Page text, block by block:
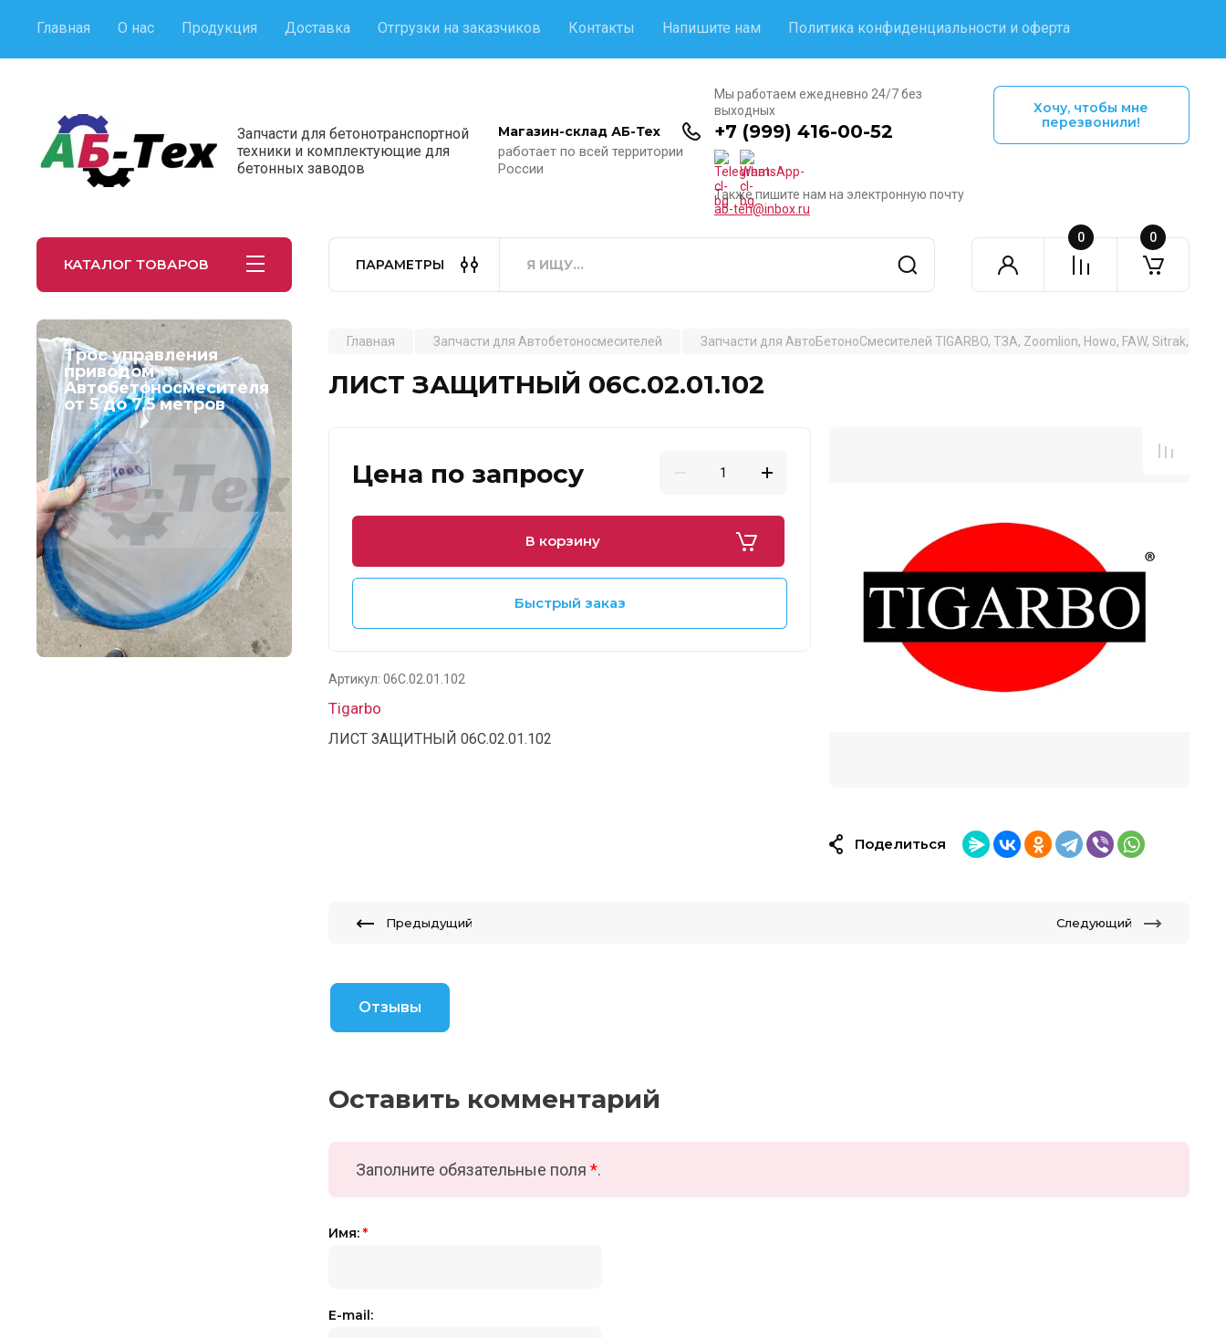
Главная О нас Продукция Доставка Отгрузки на заказчиков Контакты Напишите нам Политика конфиденциальности и оферта
Запчасти для бетонотранспортной
техники и комплектующие для
бетонных заводов
Магазин-склад АБ-Тех
работает по всей территории
России
Мы работаем ежедневно 24/7 без
выходных
+7 (999) 416-00-52
Также пишите нам на электронную почту
ab-teh@inbox.ru
Хочу, чтобы мне
перезвонили!
КАТАЛОГ ТОВАРОВ ПАРАМЕТРЫ
0 0
Трос управления
приводом
Автобетоносмесителя
от 5 до 7,5 метров
Главная Запчасти для Автобетоносмесителей Запчасти для АвтоБетоноСмесителей TIGARBO, ТЗА, Zoomlion, Howo, FAW, Sitrak, Cifa,
ЛИСТ ЗАЩИТНЫЙ 06С.02.01.102
Цена по запросу
В корзину
Быстрый заказ
Артикул: 06С.02.01.102
Tigarbo
ЛИСТ ЗАЩИТНЫЙ 06С.02.01.102
Поделиться
Предыдущий Следующий
Отзывы
Оставить комментарий
Заполните обязательные поля *.
Имя: *
E-mail: